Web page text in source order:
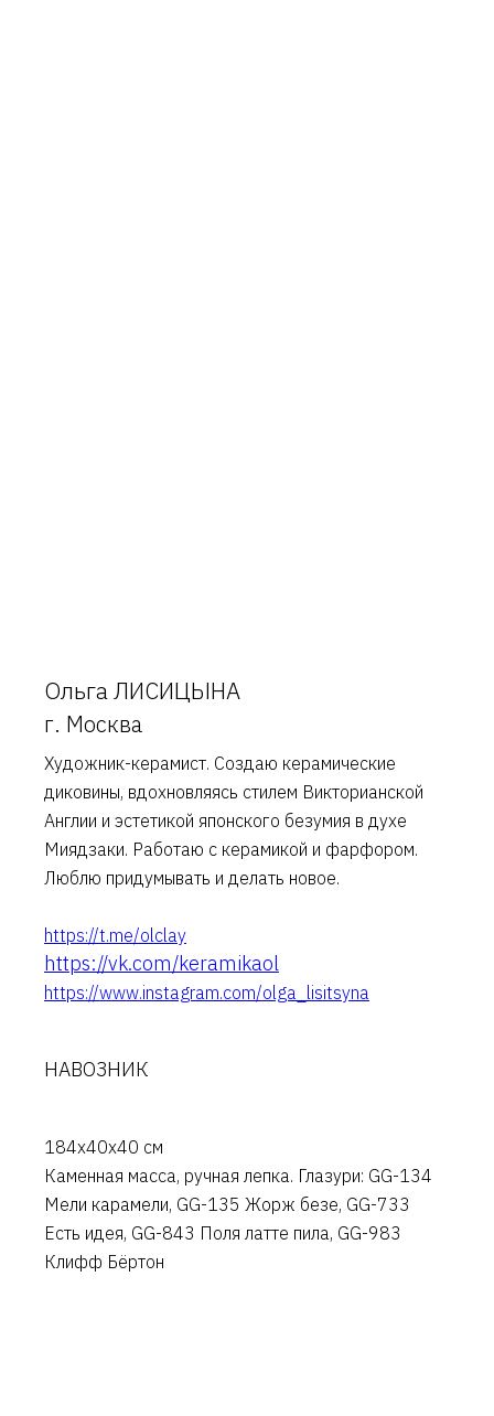
Ольга ЛИСИЦЫНА
г. Москва
Художник-керамист. Создаю керамические
диковины, вдохновляясь стилем Викторианской
Англии и эстетикой японского безумия в духе
Миядзаки. Работаю с керамикой и фарфором.
Люблю придумывать и делать новое.
https://t.me/olclay
https://vk.com/keramikaol
https://www.instagram.com/olga_lisitsyna
НАВОЗНИК
184х40х40 см
Каменная масса, ручная лепка. Глазури: GG-134
Мели карамели, GG-135 Жорж безе, GG-733
Есть идея, GG-843 Поля латте пила, GG-983
Клифф Бёртон